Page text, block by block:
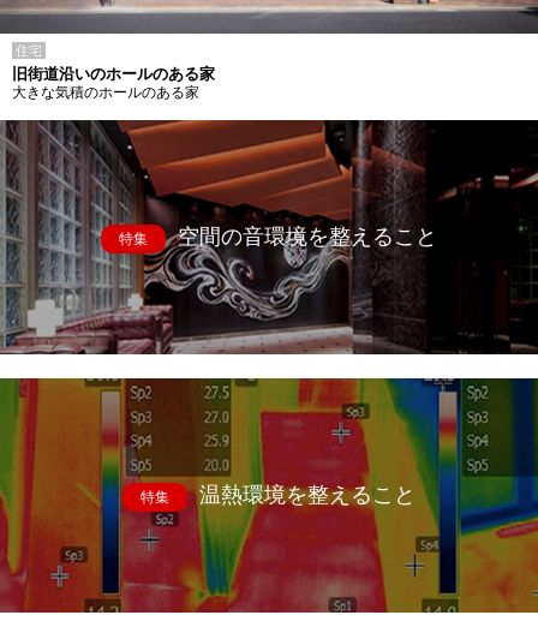
住宅
旧街道沿いのホールのある家
大きな気積のホールのある家
特集 空間の音環境を整えること
特集 温熱環境を整えること